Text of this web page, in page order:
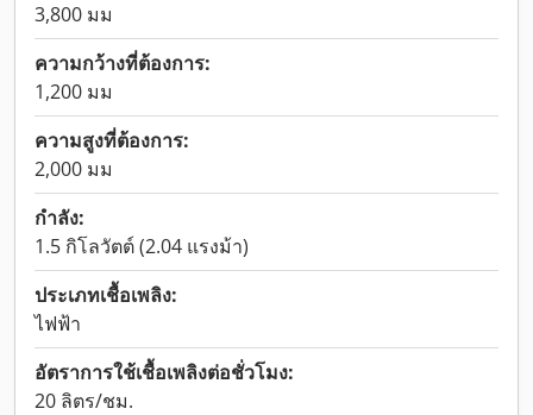
3,800 มม
ความกว้างที่ต้องการ:
1,200 มม
ความสูงที่ต้องการ:
2,000 มม
กำลัง:
1.5 กิโลวัตต์ (2.04 แรงม้า)
ประเภทเชื้อเพลิง:
ไฟฟ้า
อัตราการใช้เชื้อเพลิงต่อชั่วโมง:
20 ลิตร/ชม.